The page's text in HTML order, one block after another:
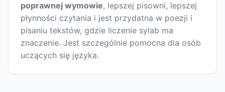
poprawnej wymowie, lepszej pisowni, lepszej
płynności czytania i jest przydatna w poezji i
pisaniu tekstów, gdzie liczenie sylab ma
znaczenie. Jest szczególnie pomocna dla osób
uczących się języka.